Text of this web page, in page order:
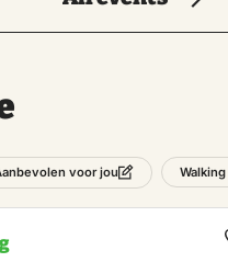
voor jou Walking